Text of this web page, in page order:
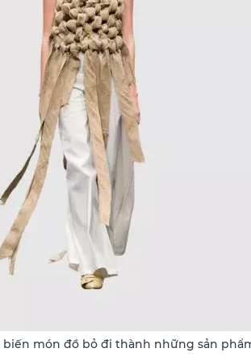
món đồ bỏ đi thành những sản